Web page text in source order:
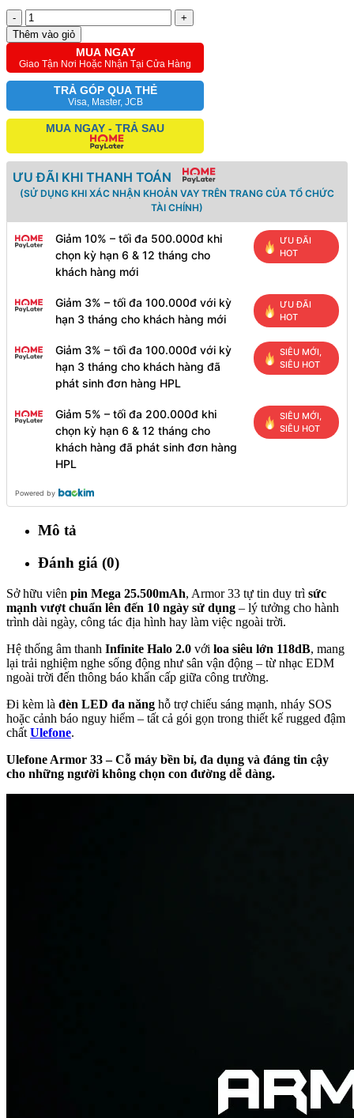
-
+
Thêm vào giỏ
MUA NGAY
Giao Tận Nơi Hoặc Nhận Tại Cửa Hàng
TRẢ GÓP QUA THẺ
Visa, Master, JCB
MUA NGAY - TRẢ SAU
ƯU ĐÃI KHI THANH TOÁN
(SỬ DỤNG KHI XÁC NHẬN KHOẢN VAY TRÊN TRANG CỦA TỔ CHỨC
TÀI CHÍNH)
Giảm 10% – tối đa 500.000đ khi
chọn kỳ hạn 6 & 12 tháng cho
khách hàng mới
ƯU ĐÃI
HOT
Giảm 3% – tối đa 100.000đ với kỳ
hạn 3 tháng cho khách hàng mới
ƯU ĐÃI
HOT
Giảm 3% – tối đa 100.000đ với kỳ
hạn 3 tháng cho khách hàng đã
phát sinh đơn hàng HPL
SIÊU MỚI,
SIÊU HOT
Giảm 5% – tối đa 200.000đ khi
chọn kỳ hạn 6 & 12 tháng cho
khách hàng đã phát sinh đơn hàng
HPL
SIÊU MỚI,
SIÊU HOT
Powered by
Mô tả
Đánh giá (0)
Sở hữu viên pin Mega 25.500mAh, Armor 33 tự tin duy trì sức
mạnh vượt chuẩn lên đến 10 ngày sử dụng – lý tưởng cho hành
trình dài ngày, công tác địa hình hay làm việc ngoài trời.
Hệ thống âm thanh Infinite Halo 2.0 với loa siêu lớn 118dB, mang
lại trải nghiệm nghe sống động như sân vận động – từ nhạc EDM
ngoài trời đến thông báo khẩn cấp giữa công trường.
Đi kèm là đèn LED đa năng hỗ trợ chiếu sáng mạnh, nháy SOS
hoặc cảnh báo nguy hiểm – tất cả gói gọn trong thiết kế rugged đậm
chất Ulefone.
Ulefone Armor 33 – Cỗ máy bền bỉ, đa dụng và đáng tin cậy
cho những người không chọn con đường dễ dàng.